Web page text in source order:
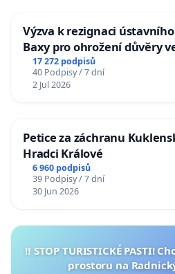
Výzva k rezignaci ústavního
Baxy pro ohrožení důvěry
17 272 podpisů
40 Podpisy / 7 dní
2 Jul 2026
Petice za záchranu
Hradci Králové
6 960 podpisů
39 Podpisy / 7 dní
30 Jun 2026
‼️ STOP TURISTICKÉ PASTI!
prostoru na